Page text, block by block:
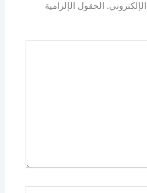
الحقول الإلزامية